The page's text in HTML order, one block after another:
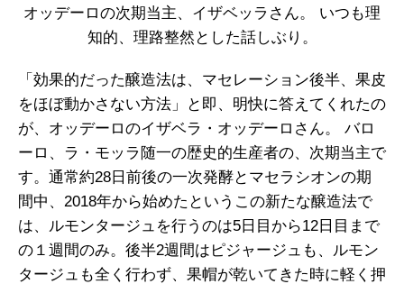
オッデーロの次期当主、イザベッラさん。 いつも理
知的、理路整然とした話しぶり。
「効果的だった醸造法は、マセレーション後半、果皮
をほぼ動かさない方法」と即、明快に答えてくれたの
が、オッデーロのイザベラ・オッデーロさん。 バロ
ーロ、ラ・モッラ随一の歴史的生産者の、次期当主で
す。通常約28日前後の一次発酵とマセラシオンの期
間中、2018年から始めたというこの新たな醸造法で
は、ルモンタージュを行うのは5日目から12日目まで
の１週間のみ。後半2週間はピジャージュも、ルモン
タージュも全く行わず、果帽が乾いてきた時に軽く押